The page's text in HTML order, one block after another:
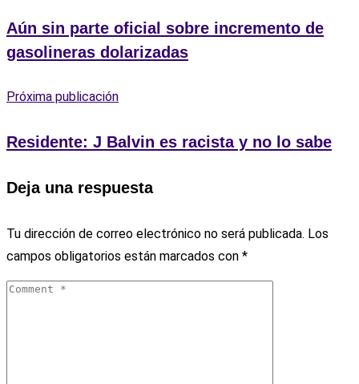
Aún sin parte oficial sobre incremento de
gasolineras dolarizadas
Próxima publicación
Residente: J Balvin es racista y no lo sabe
Deja una respuesta
Tu dirección de correo electrónico no será publicada. Los
campos obligatorios están marcados con *